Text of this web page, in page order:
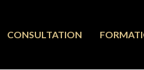
CONSULTATION